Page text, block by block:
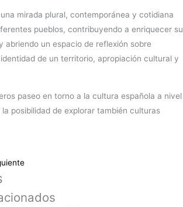
mirada plural, contemporánea y cotidiana
pueblos, contribuyendo a enriquecer su
abriendo un espacio de reflexión sobre
de un territorio, apropiación cultural y
paseo en torno a la cultura española a nivel
posibilidad de explorar también culturas